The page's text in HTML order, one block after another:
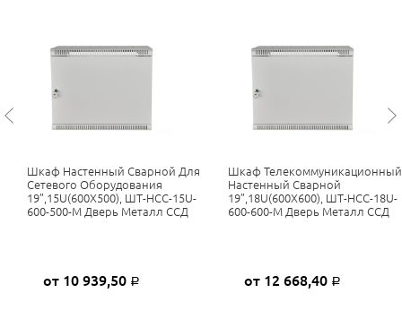
Шкаф Настенный Сварной Для
Сетевого Оборудования
19”,15U(600X500), ШТ-НСС-15U-
600-500-М Дверь Металл ССД
от 10 939,50 Р
Шкаф Телекоммуникационный
Настенный Сварной
19”,18U(600X600), ШТ-НСС-18U-
600-600-М Дверь Металл ССД
от 12 668,40 Р